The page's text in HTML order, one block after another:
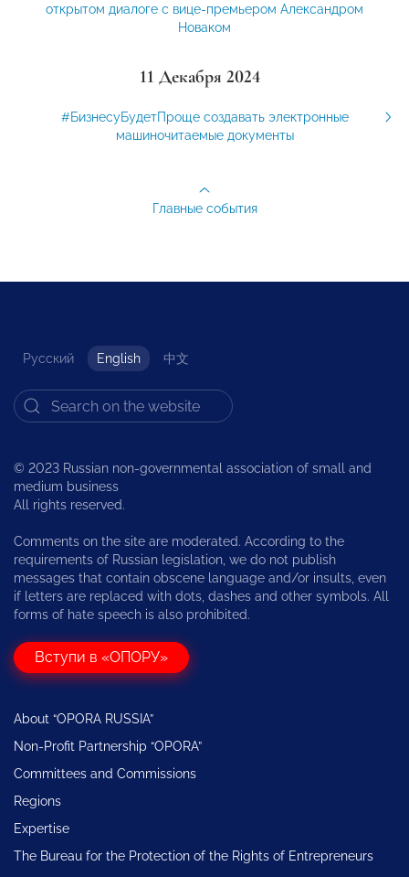
открытом диалоге с вице-премьером Александром
Новаком
11 Декабря 2024
#БизнесуБудетПроще создавать электронные
машиночитаемые документы
Главные события
Русский English 中文
© 2023 Russian non-governmental association of small and
medium business
All rights reserved.
Comments on the site are moderated. According to the
requirements of Russian legislation, we do not publish
messages that contain obscene language and/or insults, even
if letters are replaced with dots, dashes and other symbols. All
forms of hate speech is also prohibited.
Вступи в «ОПОРУ»
About “OPORA RUSSIA”
Non-Profit Partnership “OPORA”
Committees and Commissions
Regions
Expertise
The Bureau for the Protection of the Rights of Entrepreneurs